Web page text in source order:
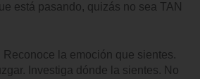
está pasando, quizás no sea TAN
Reconoce la emoción que sientes.
Investiga dónde la sientes. No